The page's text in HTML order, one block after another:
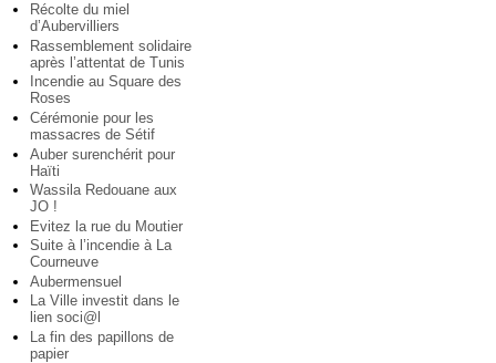
Récolte du miel
d’Aubervilliers
Rassemblement solidaire
après l’attentat de Tunis
Incendie au Square des
Roses
Cérémonie pour les
massacres de Sétif
Auber surenchérit pour
Haïti
Wassila Redouane aux
JO !
Evitez la rue du Moutier
Suite à l’incendie à La
Courneuve
Aubermensuel
La Ville investit dans le
lien soci@l
La fin des papillons de
papier